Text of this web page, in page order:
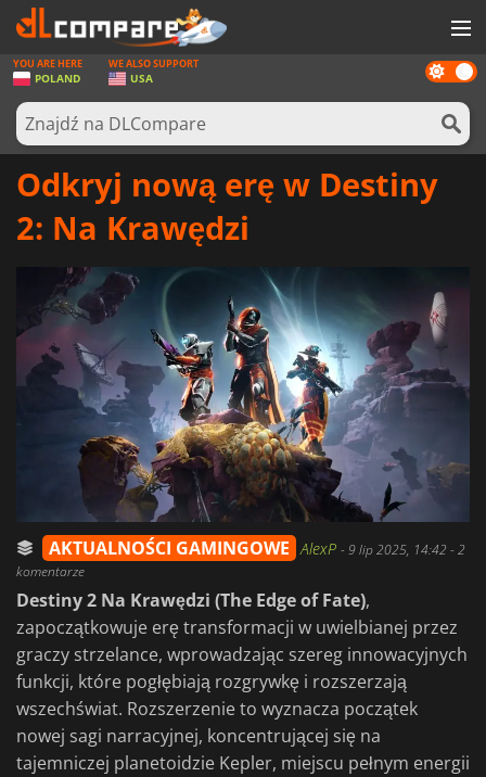
GRY
KARTY DO GIER
OPROGRAMOWANIE
AKTUALNOŚCI
ZALOGUJ SIĘ LUB ZAREJESTRUJ
Dark
mode
YOU ARE HERE
POLAND
WE ALSO SUPPORT
USA
Odkryj nową erę w Destiny
2: Na Krawędzi
AKTUALNOŚCI GAMINGOWE AlexP -9 lip 2025, 14:42 - 2
komentarze
Destiny 2 Na Krawędzi (The Edge of Fate),
zapoczątkowuje erę transformacji w uwielbianej przez
graczy strzelance, wprowadzając szereg innowacyjnych
funkcji, które pogłębiają rozgrywkę i rozszerzają
wszechświat. Rozszerzenie to wyznacza początek
nowej sagi narracyjnej, koncentrującej się na
tajemniczej planetoidzie Kepler, miejscu pełnym energii